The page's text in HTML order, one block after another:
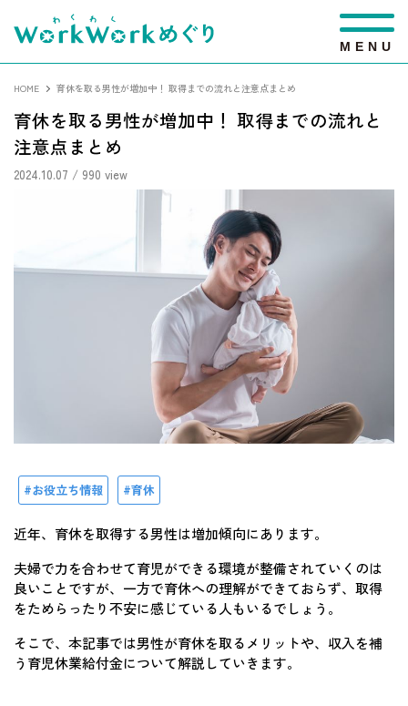
M E N U
HOME 育休を取る男性が増加中！ 取得までの流れと注意点まとめ
育休を取る男性が増加中！ 取得までの流れと
注意点まとめ
2024.10.07 / 990 view
お役立ち情報 育休
近年、育休を取得する男性は増加傾向にあります。
夫婦で力を合わせて育児ができる環境が整備されていくのは
良いことですが、一方で育休への理解ができておらず、取得
をためらったり不安に感じている人もいるでしょう。
そこで、本記事では男性が育休を取るメリットや、収入を補
う育児休業給付金について解説していきます。